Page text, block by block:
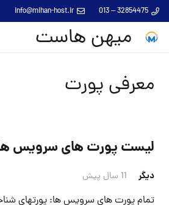
32854475 – 013
info@mihan-host.ir
میهن هاست
معرفی پورت
لیست پورت های سرویس
دیگر 11 سال پیش
تمام پورت های سرویس ها: پورتهای